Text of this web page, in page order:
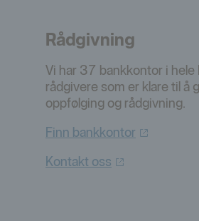
Rådgivning
Vi har 37 bankkontor i
rådgivere som er klare til å
oppfølging og rådgivning.
Finn bankkontor
Kontakt oss